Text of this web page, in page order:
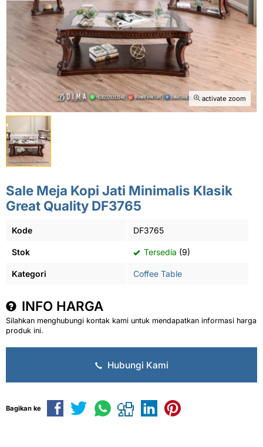
activate zoom
Sale Meja Kopi Jati Minimalis Klasik
Great Quality DF3765
Kode DF3765
Stok Tersedia (9)
Kategori Coffee Table
INFO HARGA
Silahkan menghubungi kontak kami untuk mendapatkan informasi harga
produk ini.
Hubungi Kami
Bagikan ke